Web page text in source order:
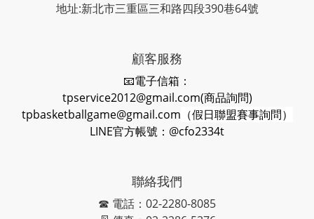
地址:新北市三重區三和路四段390巷64號
顧客服務
📧電子信箱：
tpservice2012@gmail.com(商品詢問)
tpbasketballgame@gmail.com （假日聯盟賽事詢問）
LINE官方帳號：@cfo2334t
聯絡我們
☎ 電話：02-2280-8085